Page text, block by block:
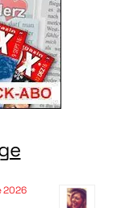
2026